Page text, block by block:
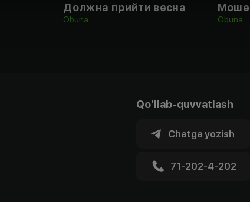
Должна прийти весна
Obuna Obuna
Qo'llab-quvvatlash
Chatga yozish
71-202-4-202